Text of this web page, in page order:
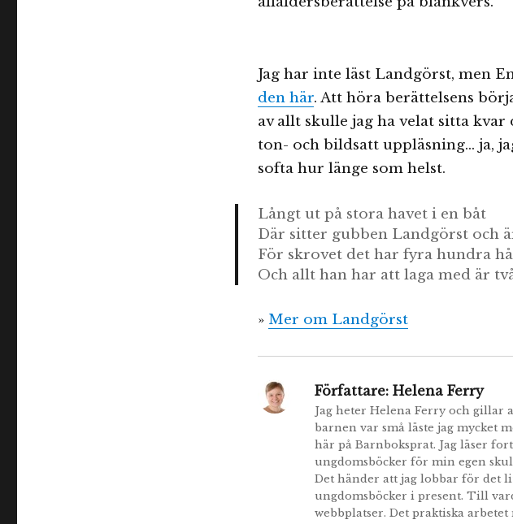
Jag har inte läst Landgörst, men
den här. Att höra berättelsens
av allt skulle jag ha velat sitta
ton- och bildsatt uppläsning… ja,
softa hur länge som helst.
Långt ut på stora havet i en båt
Där sitter gubben Landgörst och
För skrovet det har fyra hundra
Och allt han har att laga med är
» Mer om Landgörst
Författare:Helena Ferry
Jag heter Helena Ferry och gillar
barnen var små läste jag mycket
här på Barnboksprat. Jag läser
ungdomsböcker för min egen
Det händer att jag lobbar för det
ungdomsböcker i present. Till
webbplatser. Det praktiska